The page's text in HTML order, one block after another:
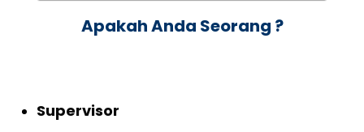
Apakah Anda Seorang ?
Supervisor